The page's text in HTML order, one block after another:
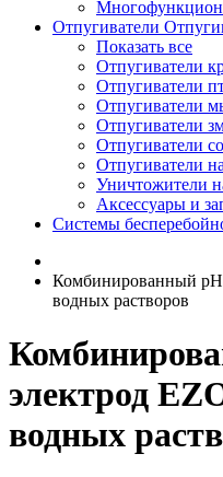
Отпугиватели
Показать все
Отпугиватели
Отпугиватели
Отпугиватели
Отпугиватели
Отпугиватели
Отпугиватели
Уничтожители
Аксессуары и
Системы
Комбинированный
водных растворов
электрод
водных